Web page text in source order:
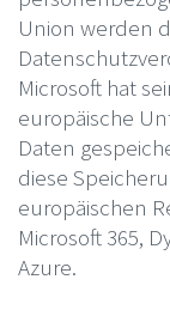
Union werden
Microsoft hat
europäische
Daten
diese
europäischen
Microsoft 365,
Azure.